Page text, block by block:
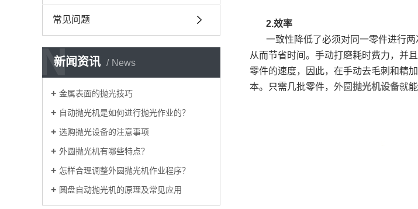
常见问题
新闻资讯 News
N
金属表面的抛光技巧
自动抛光机是如何进行抛光作业的？
选购抛光设备的注意事项
外圆抛光机有哪些特点？
怎样合理调整外圆抛光机作业程序？
圆盘自动抛光机的原理及常见应用
2.效率
一致性降低了必须对同一零件进行两
从而节省时间。手动打磨耗时费力，并
零件的速度，因此，在手动去毛刺和精
本。只需几批零件，外圆抛光机设备就